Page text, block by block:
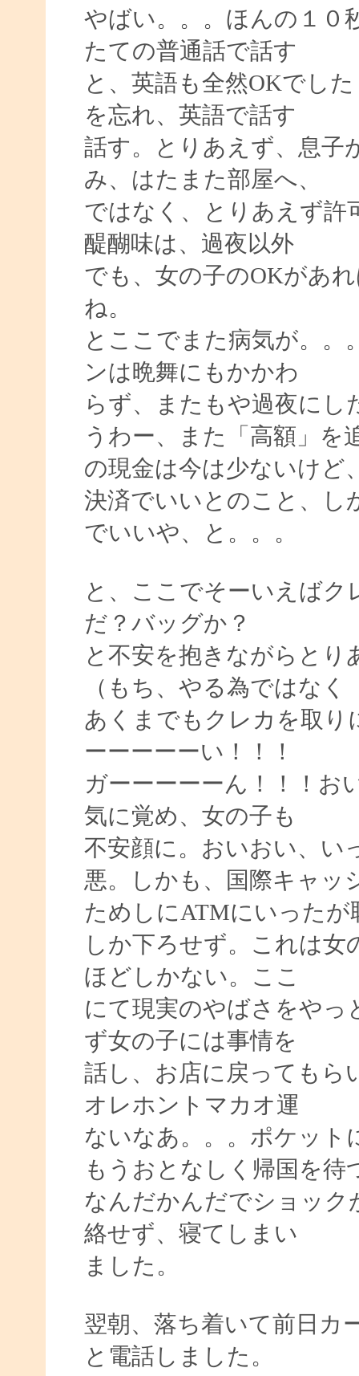
やばい。。。ほんの１０
たての普通話で話す
と、英語も全然OKでし
を忘れ、英語で話す
話す。とりあえず、息子
み、はたまた部屋へ、
ではなく、とりあえず許
醍醐味は、過夜以外
でも、女の子のOKがあ
ね。
とここでまた病気が。。
ンは晩舞にもかかわ
らず、またもや過夜にし
うわー、また「高額」を
の現金は今は少ないけど
決済でいいとのこと、し
でいいや、と。。。
と、ここでそーいえば
だ？バッグか？
と不安を抱きながらとり
（もち、やる為ではなく
あくまでもクレカを取り
ーーーーーい！！！
ガーーーーーん！！！お
気に覚め、女の子も
不安顔に。おいおい、い
悪。しかも、国際キャッ
ためしにATMにいった
しか下ろせず。これは
ほどしかない。ここ
にて現実のやばさをやっ
ず女の子には事情を
話し、お店に戻ってもら
オレホントマカオ運
ないなあ。。。ポケット
もうおとなしく帰国を待
なんだかんだでショック
絡せず、寝てしまい
ました。
翌朝、落ち着いて前日カ
と電話しました。